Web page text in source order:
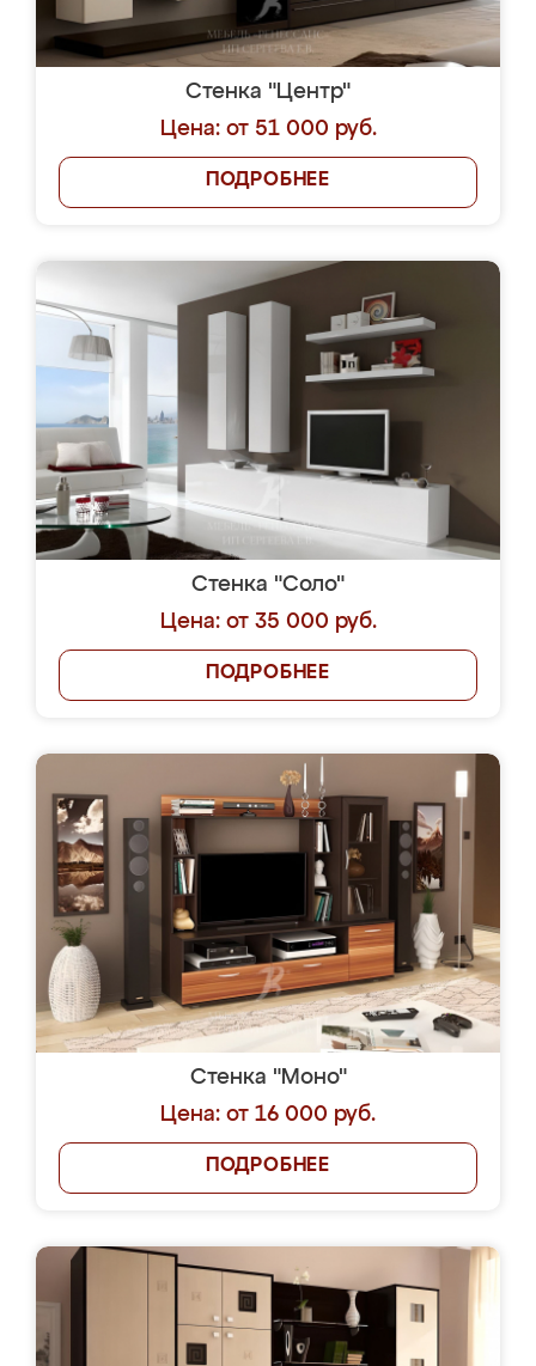
Стенка "Центр"
Цена: от 51 000 руб.
ПОДРОБНЕЕ
Стенка "Соло"
Цена: от 35 000 руб.
ПОДРОБНЕЕ
Стенка "Моно"
Цена: от 16 000 руб.
ПОДРОБНЕЕ